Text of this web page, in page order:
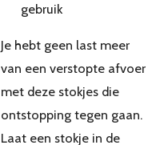
gebruik
Je hebt geen last meer
van een verstopte afvoer
met deze stokjes die
ontstopping tegen gaan.
Laat een stokje in de